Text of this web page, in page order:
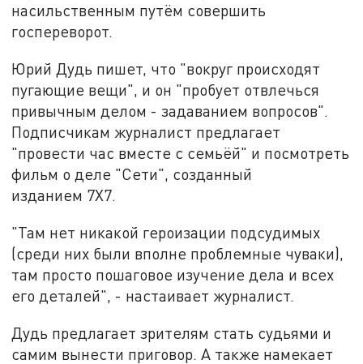
насильственным путём совершить
госпереворот.
Юрий Дудь пишет, что "вокруг происходят
пугающие вещи", и он "пробует отвлечься
привычным делом - задаванием вопросов".
Подписчикам журналист предлагает
"провести час вместе с семьёй" и посмотреть
фильм о деле "Сети", созданный
изданием 7Х7.
"Там нет никакой героизации подсудимых
(среди них были вполне проблемные чуваки),
там просто пошаговое изучение дела и всех
его деталей", - настаивает журналист.
Дудь предлагает зрителям стать судьями и
самим вынести приговор. А также намекает